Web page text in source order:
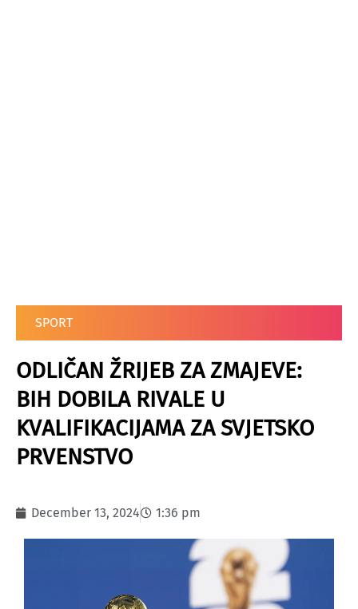
SPORT
ODLIČAN ŽRIJEB ZA ZMAJEVE:
BIH DOBILA RIVALE U
KVALIFIKACIJAMA ZA SVJETSKO
PRVENSTVO
December 13, 2024 1:36 pm